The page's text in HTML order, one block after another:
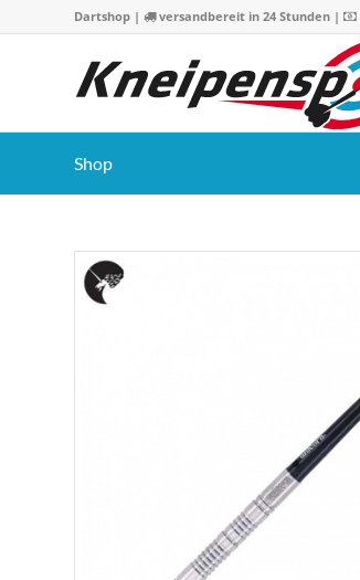
Dartshop | versandbereit in 24 Stunden |
Shop